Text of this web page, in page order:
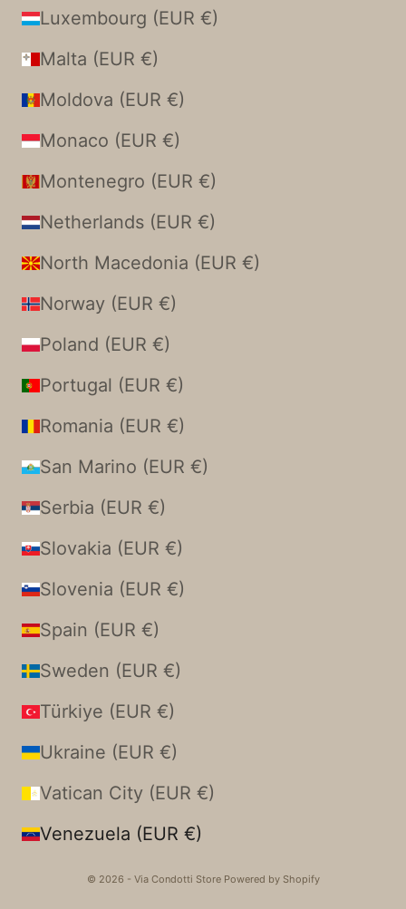
Luxembourg (EUR €)
Malta (EUR €)
Moldova (EUR €)
Monaco (EUR €)
Montenegro (EUR €)
Netherlands (EUR €)
North Macedonia (EUR €)
Norway (EUR €)
Poland (EUR €)
Portugal (EUR €)
Romania (EUR €)
San Marino (EUR €)
Serbia (EUR €)
Slovakia (EUR €)
Slovenia (EUR €)
Spain (EUR €)
Sweden (EUR €)
Türkiye (EUR €)
Ukraine (EUR €)
Vatican City (EUR €)
Venezuela (EUR €)
© 2026 - Via Condotti Store Powered by Shopify